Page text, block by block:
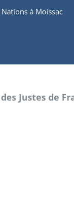
à Moissac
Justes de